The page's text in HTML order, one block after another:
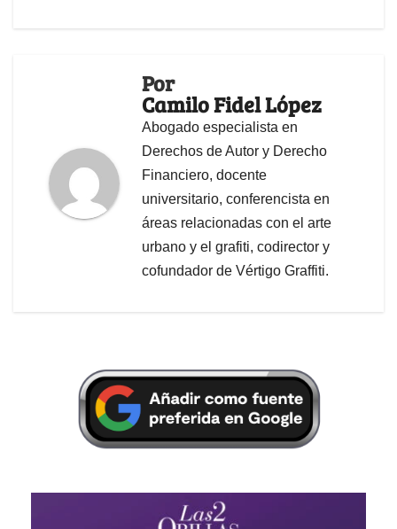
Por
Camilo Fidel López
Abogado especialista en
Derechos de Autor y Derecho
Financiero, docente
universitario, conferencista en
áreas relacionadas con el arte
urbano y el grafiti, codirector y
cofundador de Vértigo Graffiti.